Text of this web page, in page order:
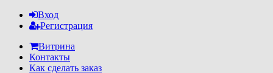
Вход
Регистрация
Витрина
Контакты
Как сделать заказ